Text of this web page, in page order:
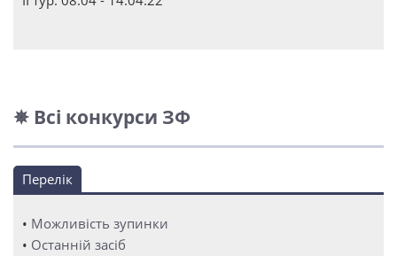
✵ Всі конкурси ЗФ
Перелік
• Можливість зупинки
• Останній засіб